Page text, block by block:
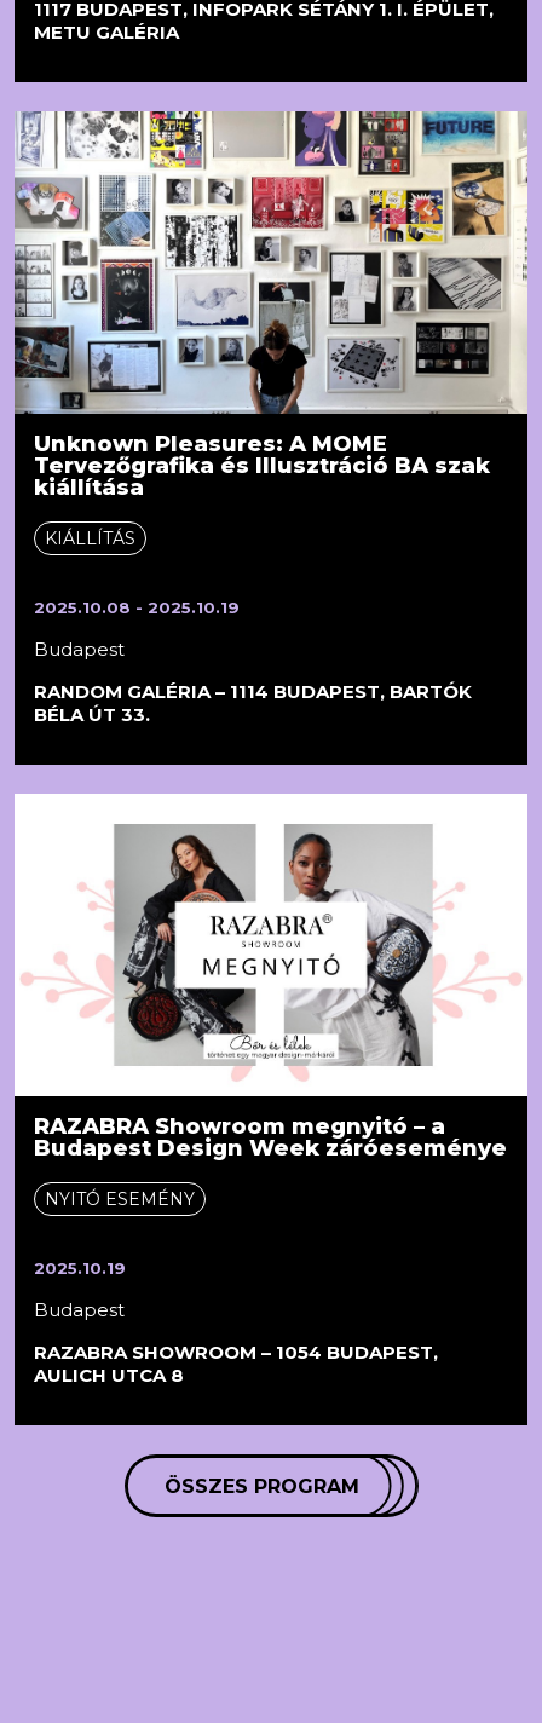
1117 BUDAPEST, INFOPARK SÉTÁNY 1. I. ÉPÜLET,
METU GALÉRIA
Unknown Pleasures: A MOME
Tervezőgrafika és Illusztráció BA szak
kiállítása
KIÁLLÍTÁS
2025.10.08 - 2025.10.19
Budapest
RANDOM GALÉRIA – 1114 BUDAPEST, BARTÓK
BÉLA ÚT 33.
RAZABRA Showroom megnyitó – a
Budapest Design Week záróeseménye
NYITÓ ESEMÉNY
2025.10.19
Budapest
RAZABRA SHOWROOM – 1054 BUDAPEST,
AULICH UTCA 8
ÖSSZES PROGRAM